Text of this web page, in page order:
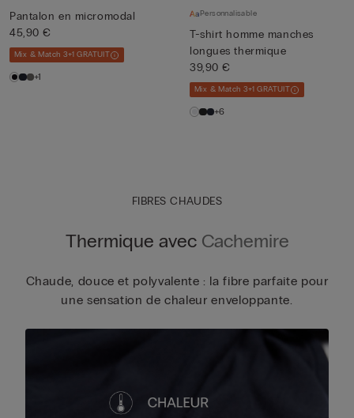
Pantalon en micromodal
45,90 €
Mix & Match 3+1 GRATUIT
+1
Personnalisable
T-shirt homme manches
longues thermique
39,90 €
Mix & Match 3+1 GRATUIT
+6
FIBRES CHAUDES
Thermique avec Cachemire
Chaude, douce et polyvalente : la fibre parfaite pour
une sensation de chaleur enveloppante.